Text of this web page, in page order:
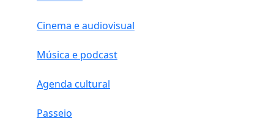
Cinema e audiovisual
Música e podcast
Agenda cultural
Passeio